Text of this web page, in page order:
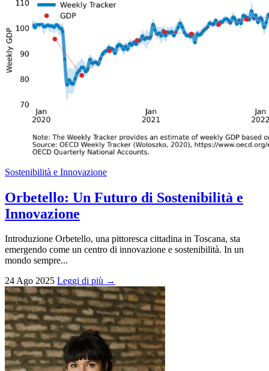
Sostenibilità e Innovazione
Orbetello: Un Futuro di Sostenibilità e
Innovazione
Introduzione Orbetello, una pittoresca cittadina in Toscana, sta
emergendo come un centro di innovazione e sostenibilità. In un
mondo sempre...
24 Ago 2025 Leggi di più →